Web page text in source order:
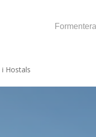
Formentera
Hostals